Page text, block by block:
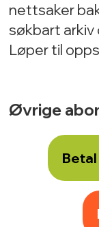
nettsaker
søkbart arkiv
Løper til
Øvrige